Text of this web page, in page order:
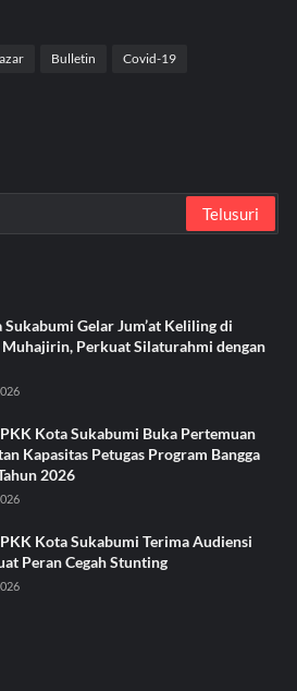
Bulletin Covid-19
Gelar Jum’at Keliling di
Perkuat Silaturahmi dengan
Kota Sukabumi Buka Pertemuan
Kapasitas Petugas Program Bangga
2026
Kota Sukabumi Terima Audiensi
Peran Cegah Stunting